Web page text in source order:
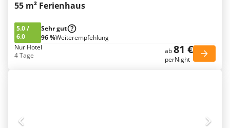
55 m² Ferienhaus
5.0/
6.0
Sehr gut
96 %Weiterempfehlung
Nur Hotel
4 Tage
ab81 €
perNight